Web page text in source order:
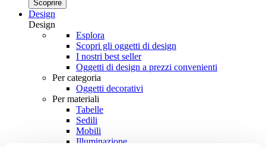
Scoprire
Design
Design
Esplora
Scopri gli oggetti di design
I nostri best seller
Oggetti di design a prezzi convenienti
Per categoria
Oggetti decorativi
Per materiali
Tabelle
Sedili
Mobili
Illuminazione